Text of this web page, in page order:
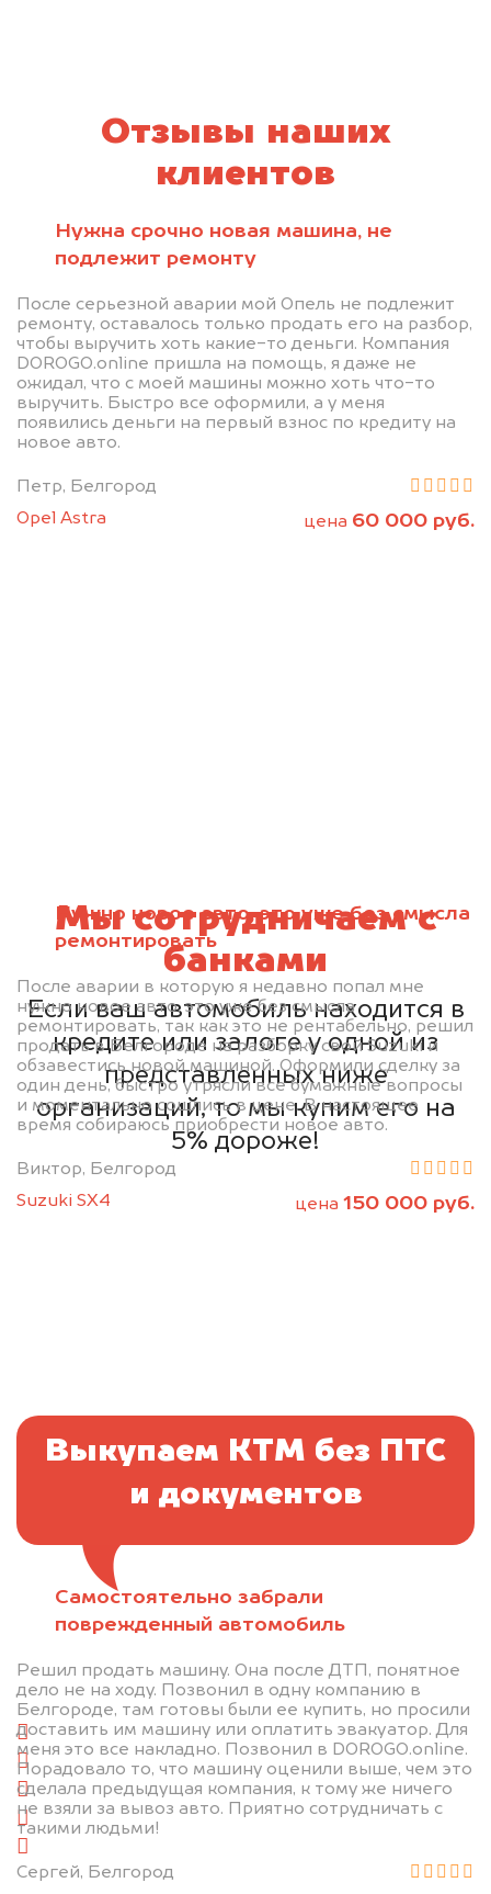
Отзывы наших
клиентов
Нужна срочно новая машина, не
подлежит ремонту
После серьезной аварии мой Опель не подлежит
ремонту, оставалось только продать его на разбор,
чтобы выручить хоть какие-то деньги. Компания
DOROGO.online пришла на помощь, я даже не
ожидал, что с моей машины можно хоть что-то
выручить. Быстро все оформили, а у меня
появились деньги на первый взнос по кредиту на
новое авто.
Петр, Белгород
Opel Astra
цена 60 000 руб.
Нужно новое авто, это уже без смысла
ремонтировать
После аварии в которую я недавно попал мне
нужно новое авто, это уже без смысла
ремонтировать, так как это не рентабельно, решил
продать в Белгороде на разборку свой Suzuki и
обзавестись новой машиной. Оформили сделку за
один день, быстро утрясли все бумажные вопросы
и моментально сошлись в цене. В настоящее
время собираюсь приобрести новое авто.
Виктор, Белгород
Suzuki SX4
цена 150 000 руб.
Самостоятельно забрали
поврежденный автомобиль
Решил продать машину. Она после ДТП, понятное
дело не на ходу. Позвонил в одну компанию в
Белгороде, там готовы были ее купить, но просили
доставить им машину или оплатить эвакуатор. Для
меня это все накладно. Позвонил в DOROGO.online.
Порадовало то, что машину оценили выше, чем это
сделала предыдущая компания, к тому же ничего
не взяли за вывоз авто. Приятно сотрудничать с
такими людьми!
Сергей, Белгород
Мы сотрудничаем с
банками
Если ваш автомобиль находится в
кредите или залоге у одной из
представленных ниже
организаций, то мы купим его на
5% дороже!
Выкупаем КТМ без ПТС
и документов
Отправьте фотографии автомобиля — через
1. Сфотографируйте машину:
спереди
сзади
слева